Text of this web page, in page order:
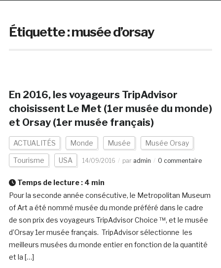
Étiquette :musée d’orsay
En 2016, les voyageurs TripAdvisor
choisissent Le Met (1er musée du monde)
et Orsay (1er musée français)
ACTUALITÉS Monde Musée Musée Orsay
Tourisme USA 14/09/2016 par admin 0 commentaire
Temps de lecture : 4 min
Pour la seconde année consécutive, le Metropolitan Museum
of Art a été nommé musée du monde préféré dans le cadre
de son prix des voyageurs TripAdvisor Choice ™, et le musée
d’Orsay 1er musée français. TripAdvisor sélectionne les
meilleurs musées du monde entier en fonction de la quantité
et la […]